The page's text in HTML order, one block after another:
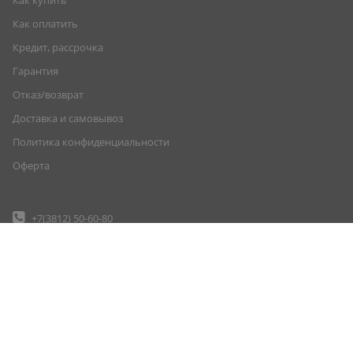
Как оплатить
Кредит, рассрочка
Гарантия
Отказ/возврат
Доставка и самовывоз
Политика конфиденциальности
Оферта
+7(3812) 50-60-80